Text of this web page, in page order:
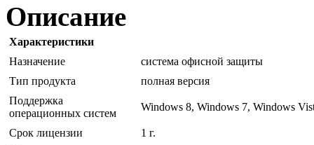
Описание
Характеристики
Назначение
система офисной защиты
Тип продукта
полная версия
Поддержка
операционных систем
Windows 8, Windows 7, Windows
Срок лицензии
1 г.